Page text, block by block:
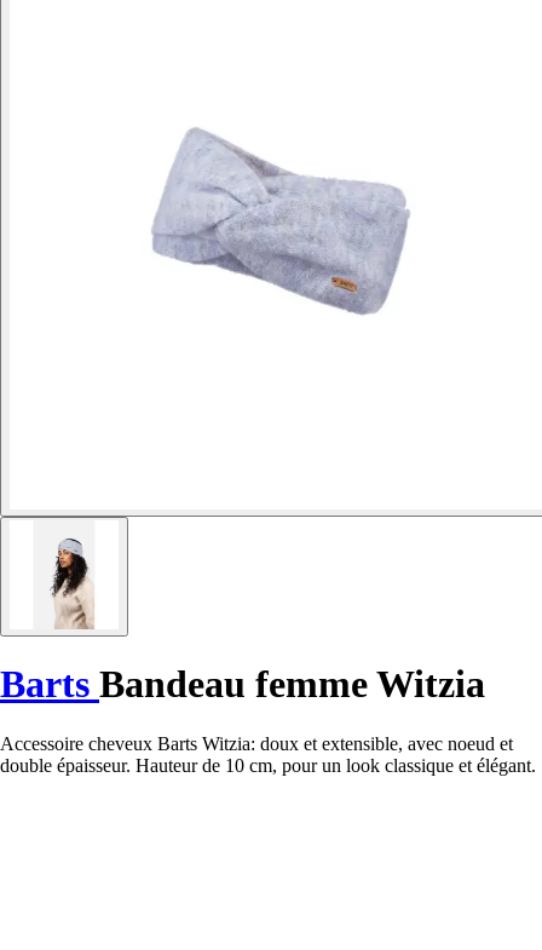
Barts Bandeau femme Witzia
Accessoire cheveux Barts Witzia: doux et extensible, avec noeud et
double épaisseur. Hauteur de 10 cm, pour un look classique et élégant.